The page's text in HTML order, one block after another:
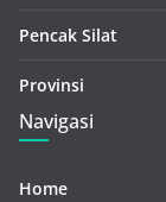
Pencak Silat
Provinsi
Navigasi
Home